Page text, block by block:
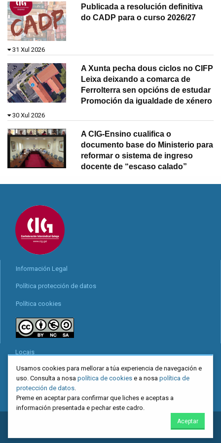
Publicada a resolución definitiva
do CADP para o curso 2026/27
31 Xul 2026
A Xunta pecha dous ciclos no CIFP
Leixa deixando a comarca de
Ferrolterra sen opcións de estudar
Promoción da igualdade de xénero
30 Xul 2026
A CIG-Ensino cualifica o
documento base do Ministerio para
reformar o sistema de ingreso
docente de “escaso calado”
Información Legal
Política protección de datos
Política cookies
Locais
Mapa web
Redes sociais
. Confederación Intersindical Galega - Miguel Ferro Caaveiro
Usamos cookies para mellorar a túa experiencia de navegación e
uso. Consulta a nosa política de cookies e a nosa política de
protección de datos
Preme en aceptar para confirmar que liches e aceptas a
información presentada e pechar este cadro.
Aceptar